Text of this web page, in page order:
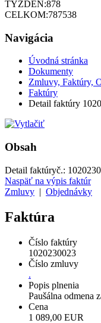
TÝŽDEŇ:878
CELKOM:787538
Navigácia
Úvodná stránka
Dokumenty
Zmluvy, Faktúry,
Faktúry
Detail faktúry
Obsah
Detail faktúryč.:
Naspäť na výpis faktúr
Zmluvy | Objednávky
Faktúra
Číslo faktúry
1020230023
Číslo zmluvy
.
Popis plnenia
Paušálna odmena
Cena
1 089,00 EUR